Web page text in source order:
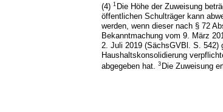
(4)1 Die Höhe der Zuweisung
öffentlichen Schulträger kann
werden, wenn dieser nach § 72
Bekanntmachung vom 9. März
2. Juli 2019 (SächsGVBl. S. 542)
Haushaltskonsolidierung
abgegeben hat.3 Die Zuweisung